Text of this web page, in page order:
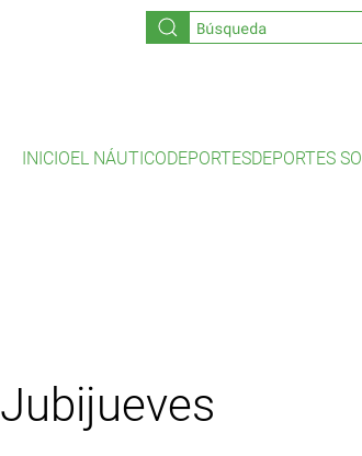
INICIOEL NÁUTICODEPORTESDEPORTES